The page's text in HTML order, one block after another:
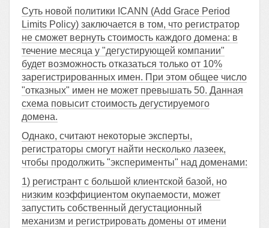
Суть новой политики ICANN (Add Grace Period
Limits Policy) заключается в том, что регистратор
не сможет вернуть стоимость каждого домена: в
течение месяца у "дегустирующей компании"
будет возможность отказаться только от 10%
зарегистрированных имен. При этом общее число
"отказных" имен не может превышать 50. Данная
схема повысит стоимость дегустируемого
домена.
Однако, считают некоторые эксперты,
регистраторы смогут найти несколько лазеек,
чтобы продолжить "эксперименты" над доменами:
1) регистрант с большой клиентской базой, но
низким коэффициентом окупаемости, может
запустить собственный дегустационный
механизм и регистрировать домены от имени